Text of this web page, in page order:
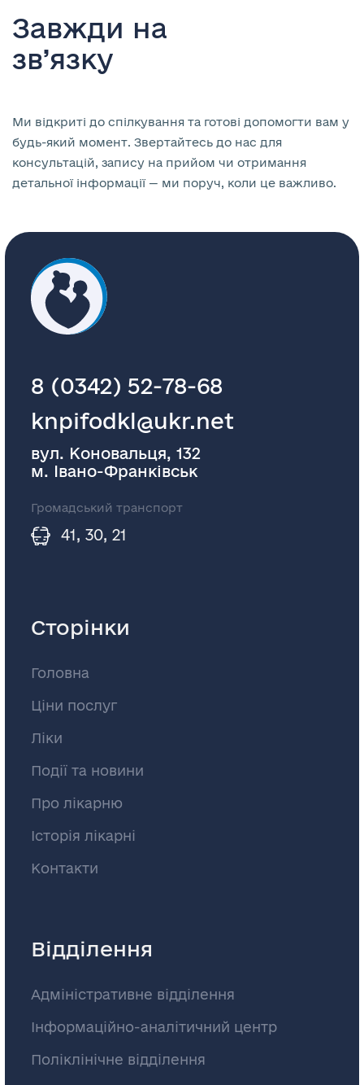
Завжди на
зв’язку
Ми відкриті до спілкування та готові допомогти вам у
будь-який момент. Звертайтесь до нас для
консультацій, запису на прийом чи отримання
детальної інформації — ми поруч, коли це важливо.
8 (0342) 52-78-68
knpifodkl@ukr.net
вул. Коновальця, 132
м. Івано-Франківськ
Громадський транспорт
41, 30, 21
Сторінки
Головна
Ціни послуг
Ліки
Події та новини
Про лікарню
Історія лікарні
Контакти
Відділення
Адміністративне відділення
Інформаційно-аналітичний центр
Поліклінічне відділення